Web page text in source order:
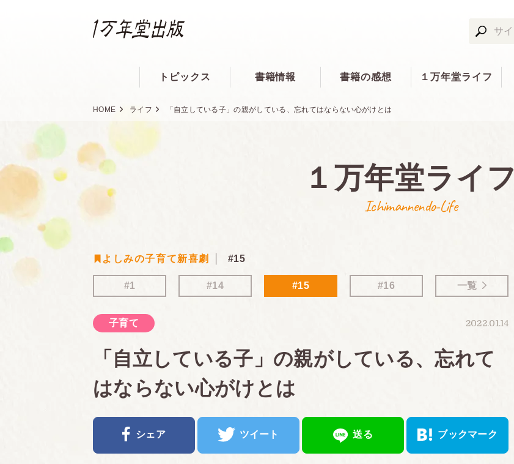
トピックス 書籍情報 書籍の感想 １万年堂ライフ
HOME ライフ 「自立している子」の親がしている、忘れてはならない心がけとは
１万年堂ライフ
Ichimannendo-Life
よしみの子育て新喜劇 #15
#1 #14 #15 #16 一覧
2022.01.14
子育て
「自立している子」の親がしている、忘れて
はならない心がけとは
シェア ツイート 送る ブックマーク